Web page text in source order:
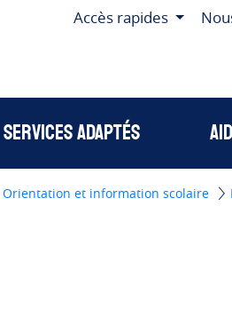
Accès rapides
Services adaptés
Orientation et information scolaire